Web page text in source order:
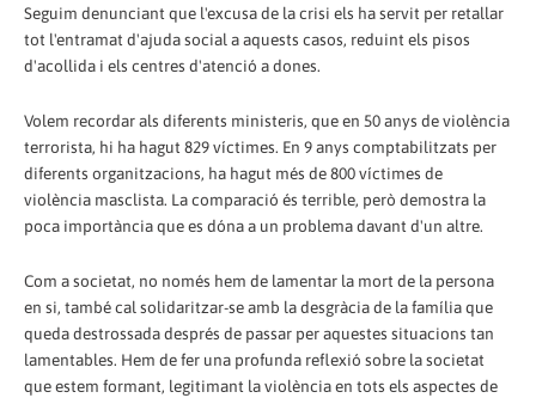
Seguim denunciant que l'excusa de la crisi els ha servit per retallar
tot l'entramat d'ajuda social a aquests casos, reduint els pisos
d'acollida i els centres d'atenció a dones.
Volem recordar als diferents ministeris, que en 50 anys de violència
terrorista, hi ha hagut 829 víctimes. En 9 anys comptabilitzats per
diferents organitzacions, ha hagut més de 800 víctimes de
violència masclista. La comparació és terrible, però demostra la
poca importància que es dóna a un problema davant d'un altre.
Com a societat, no només hem de lamentar la mort de la persona
en si, també cal solidaritzar-se amb la desgràcia de la família que
queda destrossada després de passar per aquestes situacions tan
lamentables. Hem de fer una profunda reflexió sobre la societat
que estem formant, legitimant la violència en tots els aspectes de